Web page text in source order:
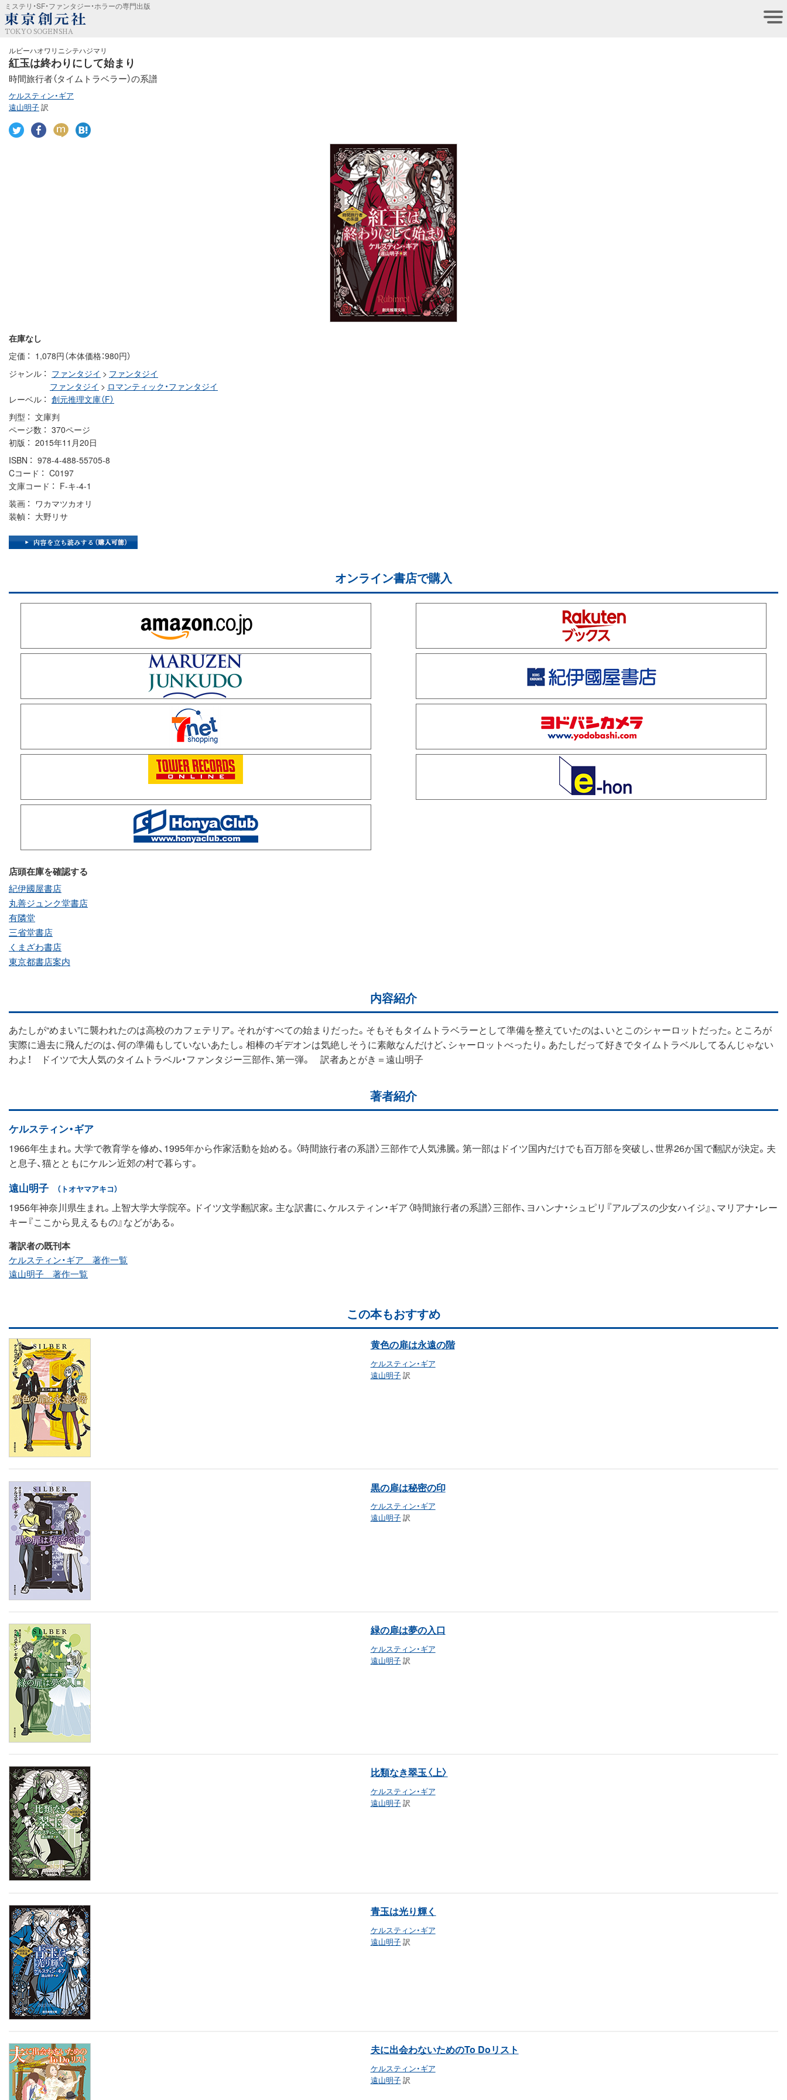
ミステリ・SF・ファンタジー・ホラーの専門出版
TOKYO SOGENSHA
ルビーハオワリニシテハジマリ
紅玉は終わりにして始まり
時間旅行者（タイムトラベラー）の系譜
ケルスティン・ギア
遠山明子訳
在庫なし
定価
1,078円（本体価格：980円）
ジャンル
ファンタジイ > ファンタジイ
ファンタジイ > ロマンティック・ファンタジイ
レーベル
創元推理文庫（F）
判型
文庫判
ページ数
370ページ
初版
2015年11月20日
ISBN
978-4-488-55705-8
Cコード
C0197
文庫コード
F-キ-4-1
装画
ワカマツカオリ
装幀
大野リサ
オンライン書店で購入
店頭在庫を確認する
紀伊國屋書店
丸善ジュンク堂書店
有隣堂
三省堂書店
くまざわ書店
東京都書店案内
内容紹介
あたしが“めまい”に襲われたのは高校のカフェテリア。それがすべての始まりだった。そもそもタイムトラベラーとして準備を整えていたのは、いとこのシャーロットだった。ところが
実際に過去に飛んだのは、何の準備もしていないあたし。相棒のギデオンは気絶しそうに素敵なんだけど、シャーロットべったり。あたしだって好きでタイムトラベルしてるんじゃない
わよ！ ドイツで大人気のタイムトラベル・ファンタジー三部作、第一弾。 訳者あとがき＝遠山明子
著者紹介
ケルスティン・ギア
1966年生まれ。大学で教育学を修め、1995年から作家活動を始める。〈時間旅行者の系譜〉三部作で人気沸騰。第一部はドイツ国内だけでも百万部を突破し、世界26か国で翻訳が決定。夫
と息子、猫とともにケルン近郊の村で暮らす。
遠山明子 （トオヤマアキコ）
1956年神奈川県生まれ。上智大学大学院卒。ドイツ文学翻訳家。主な訳書に、ケルスティン・ギア〈時間旅行者の系譜〉三部作、ヨハンナ・シュピリ『アルプスの少女ハイジ』、マリアナ・レー
キー『ここから見えるもの』などがある。
著訳者の既刊本
ケルスティン・ギア 著作一覧
遠山明子 著作一覧
この本もおすすめ
黄色の扉は永遠の階
ケルスティン・ギア
遠山明子訳
黒の扉は秘密の印
ケルスティン・ギア
遠山明子訳
緑の扉は夢の入口
ケルスティン・ギア
遠山明子訳
比類なき翠玉〈上〉
ケルスティン・ギア
遠山明子訳
青玉は光り輝く
ケルスティン・ギア
遠山明子訳
夫に出会わないためのTo Doリスト
ケルスティン・ギア
遠山明子訳